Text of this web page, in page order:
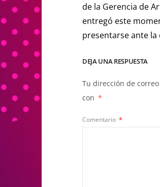
de la Gerencia de
entregó este
presentarse ante
DEJA UNA RESPUESTA
Tu dirección de
con *
Comentario *